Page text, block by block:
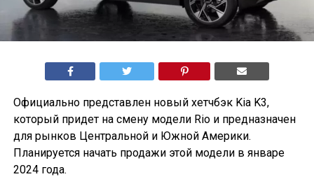
Официально представлен новый хетчбэк Kia K3,
который придет на смену модели Rio и предназначен
для рынков Центральной и Южной Америки.
Планируется начать продажи этой модели в январе
2024 года.